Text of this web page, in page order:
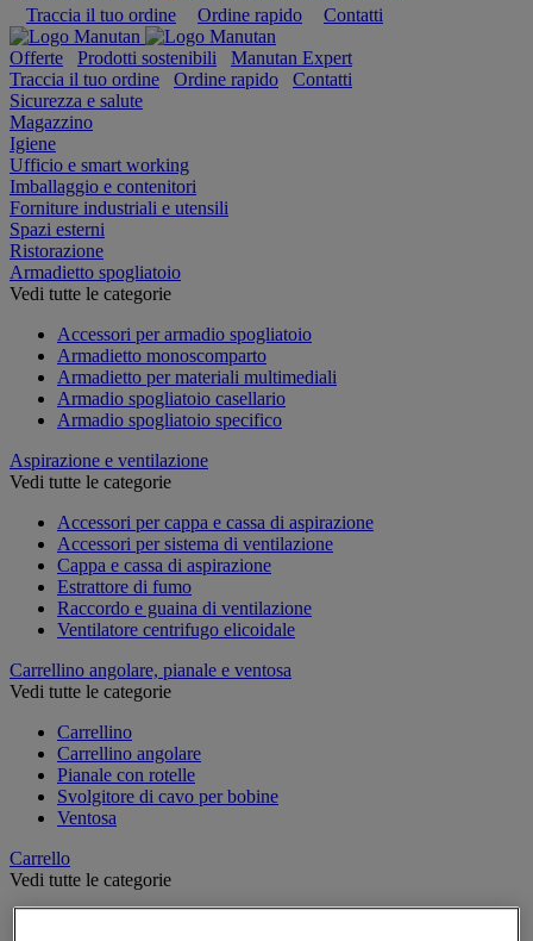
Traccia il tuo ordine
Ordine rapido Contatti
Offerte Prodotti sostenibili
Manutan Expert
Traccia il tuo ordine
Ordine rapido
Contatti
Sicurezza e salute
Magazzino
Igiene
Ufficio e smart working
Imballaggio e contenitori
Forniture industriali e utensili
Spazi esterni
Ristorazione
Armadietto spogliatoio
Vedi tutte le categorie
Accessori per armadio spogliatoio
Armadietto monoscomparto
Armadietto per materiali multimediali
Armadio spogliatoio casellario
Armadio spogliatoio specifico
Aspirazione e ventilazione
Vedi tutte le categorie
Accessori per cappa e cassa di aspirazione
Accessori per sistema di ventilazione
Cappa e cassa di aspirazione
Estrattore di fumo
Raccordo e guaina di ventilazione
Ventilatore centrifugo elicoidale
Carrellino angolare, pianale e ventosa
Vedi tutte le categorie
Carrellino
Carrellino angolare
Pianale con rotelle
Svolgitore di cavo per bobine
Ventosa
Carrello
Vedi tutte le categorie